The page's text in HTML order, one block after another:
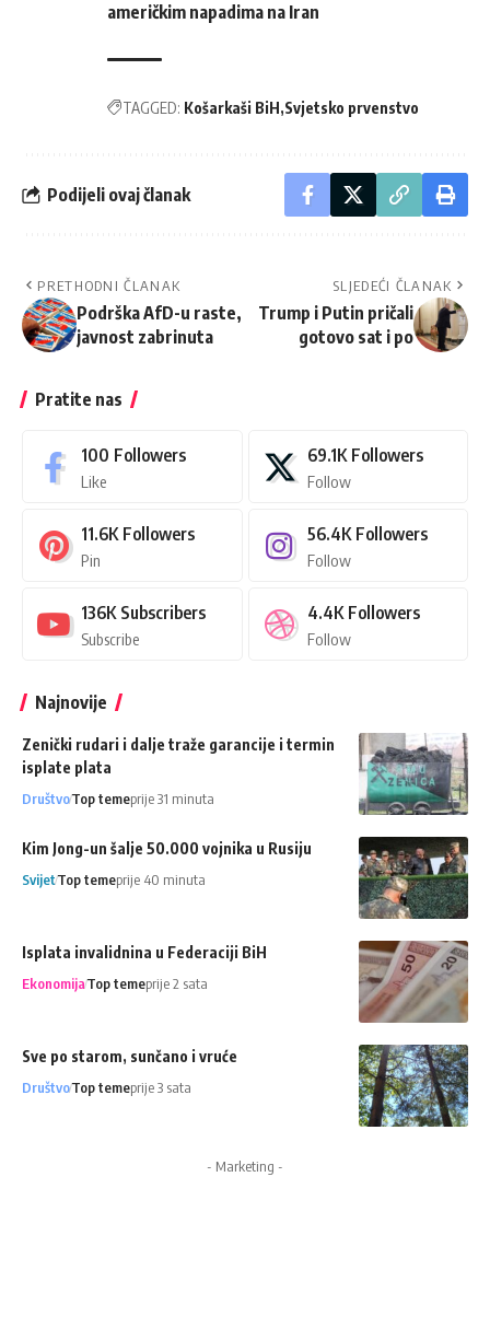
američkim napadima na Iran
TAGGED: Košarkaši BiH Svjetsko prvenstvo
Podijeli ovaj članak
PRETHODNI ČLANAK
Podrška AfD-u raste,
javnost zabrinuta
SLJEDEĆI ČLANAK
Trump i Putin pričali
gotovo sat i po
Pratite nas
100 Followers
Like
69.1K Followers
Follow
11.6K Followers
Pin
56.4K Followers
Follow
136K Subscribers
Subscribe
4.4K Followers
Follow
Najnovije
Zenički rudari i dalje traže garancije i termin
isplate plata
DruštvoTop temeprije 31 minuta
Kim Jong-un šalje 50.000 vojnika u Rusiju
SvijetTop temeprije 40 minuta
Isplata invalidnina u Federaciji BiH
EkonomijaTop temeprije 2 sata
Sve po starom, sunčano i vruće
DruštvoTop temeprije 3 sata
- Marketing -